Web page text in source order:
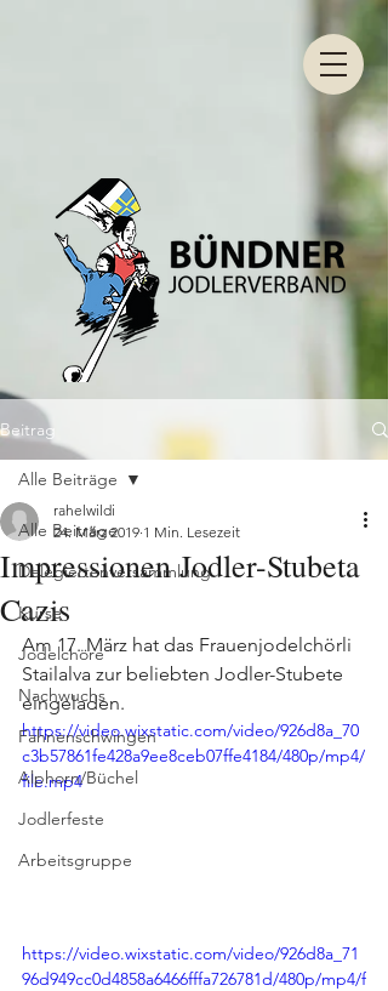
Beitrag
Alle Beiträge
Delegiertenversammlung
Kurse
Jodelchöre
Nachwuchs
Fahnenschwingen
Alphorn/Büchel
Jodlerfeste
Arbeitsgruppe
Alle Beiträge
Impressionen Jodler-Stubeta
Cazis
rahelwildi
24. März 2019 1 Min. Lesezeit
Am 17. März hat das Frauenjodelchörli
Stailalva zur beliebten Jodler-Stubete
eingeladen.
https://video.wixstatic.com/video/926d8a_70
c3b57861fe428a9ee8ceb07ffe4184/480p/mp4/
file.mp4
https://video.wixstatic.com/video/926d8a_71
96d949cc0d4858a6466fffa726781d/480p/mp4/f